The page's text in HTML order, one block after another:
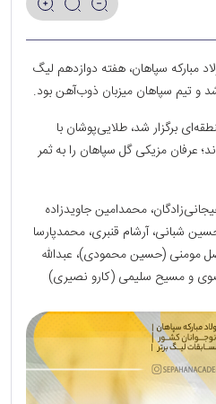
مبارکه سپاهان، هفته دوازدهم لیگ
شد و تیم سپاهان میزبان ذوب‌آهن بود.
برگزار شد، طلایی‌پوشان با
عرفان مزیکی گل سپاهان را به ثمر
محمدامین جاوید‌زاده
شبانی، آرشام قنبری، محمدپارسا
مومنی (حسین محمودی)، عبدالله
و مسیح سلیمی (کارو نصیری)